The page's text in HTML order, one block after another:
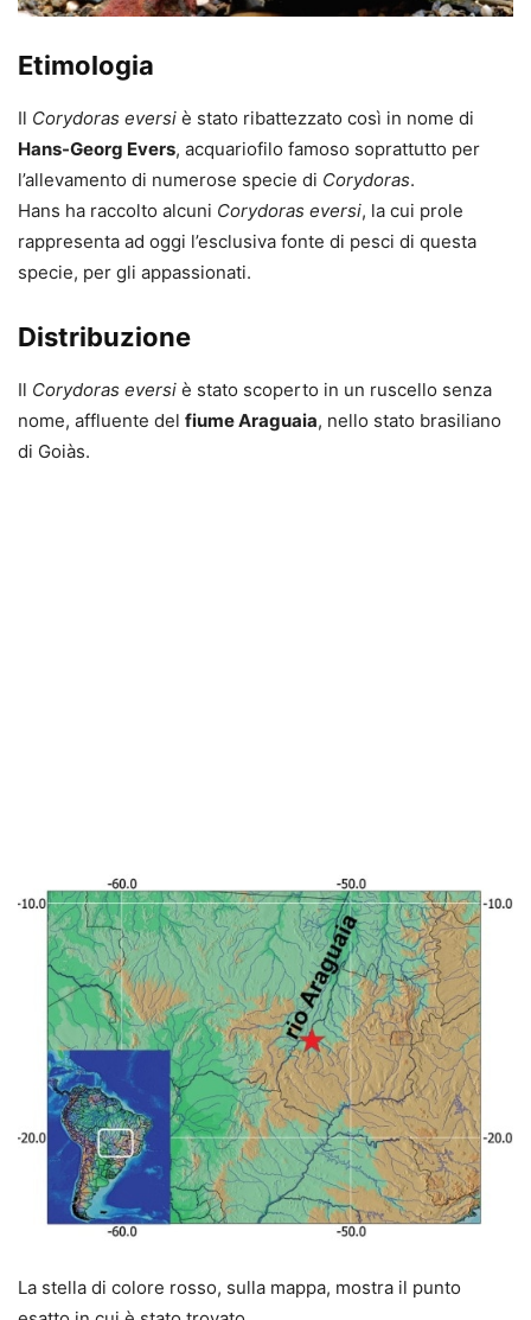
Etimologia
Il Corydoras eversi è stato ribattezzato così in nome di
Hans-Georg Evers, acquariofilo famoso soprattutto per
l’allevamento di numerose specie di Corydoras.
Hans ha raccolto alcuni Corydoras eversi, la cui prole
rappresenta ad oggi l’esclusiva fonte di pesci di questa
specie, per gli appassionati.
Distribuzione
Il Corydoras eversi è stato scoperto in un ruscello senza
nome, affluente del fiume Araguaia, nello stato brasiliano
di Goiàs.
La stella di colore rosso, sulla mappa, mostra il punto